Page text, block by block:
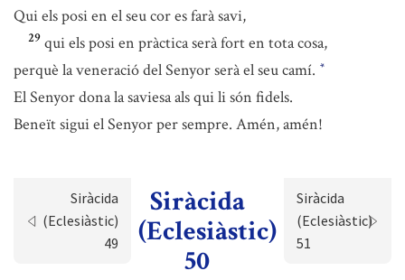
Qui els posi en el seu cor es farà savi,
29 qui els posi en pràctica serà fort en tota cosa,
perquè la veneració del Senyor serà el seu camí. *
El Senyor dona la saviesa als qui li són fidels.
Beneït sigui el Senyor per sempre. Amén, amén!
Siràcida
(Eclesiàstic)
49
Siràcida
(Eclesiàstic)
50
Siràcida
(Eclesiàstic)
51